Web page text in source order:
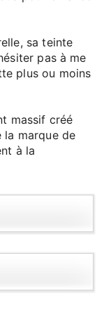
sa teinte
pas à me
plus ou moins
massif créé
la marque de
à la